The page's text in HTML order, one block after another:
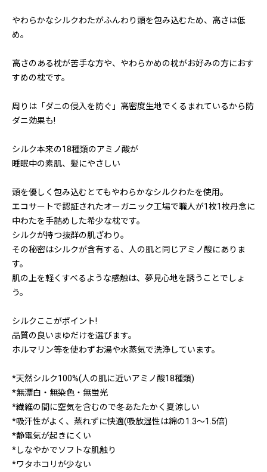
やわらかなシルクわたがふんわり頭を包み込むため、高さは低
め。
高さのある枕が苦手な方や、やわらかめの枕がお好みの方におす
すめの枕です。
周りは「ダニの侵入を防ぐ」高密度生地でくるまれているから防
ダニ効果も!
シルク本来の18種類のアミノ酸が
睡眠中の素肌、髪にやさしい
頭を優しく包み込むとてもやわらかなシルクわたを使用。
エコサートで認証されたオーガニック工場で職人が1枚1枚丹念に
中わたを手詰めした希少な枕です。
シルクが持つ抜群の肌ざわり。
その秘密はシルクが含有する、人の肌と同じアミノ酸にありま
す。
肌の上を軽くすべるような感触は、夢見心地を誘うことでしょ
う。
シルクここがポイント!
品質の良いまゆだけを選びます。
ホルマリン等を使わずお湯や水蒸気で洗浄しています。
*天然シルク100%(人の肌に近いアミノ酸18種類)
*無漂白・無染色・無蛍光
*繊維の間に空気を含むので冬あたたかく夏涼しい
*吸汗性がよく、蒸れずに快適(吸放湿性は綿の1.3〜1.5倍)
*静電気が起きにくい
*しなやかでソフトな肌触り
*ワタホコリが少ない